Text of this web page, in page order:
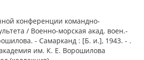
конференции командно-
/ Военно-морская акад. воен.-
- Самарканд : [Б. и.], 1943. - .
им. К. Е. Ворошилова